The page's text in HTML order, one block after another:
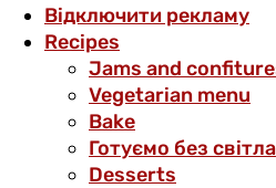
Відключити рекламу
Recipes
Jams and
Vegetarian menu
Bake
Готуємо без світла
Desserts